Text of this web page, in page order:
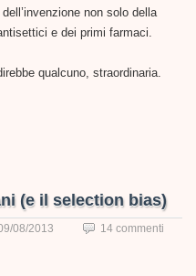
non solo della
e dei primi farmaci.
qualcuno, straordinaria.
(e il selection bias)
08/2013 14 commenti